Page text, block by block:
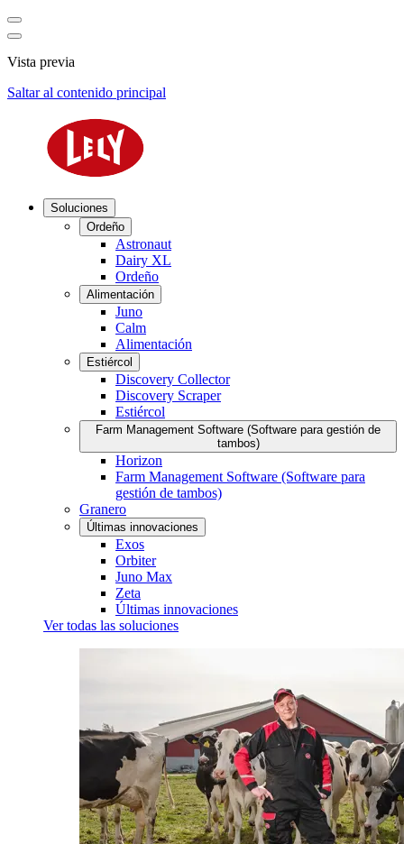
Vista previa
Saltar al contenido principal
Soluciones
Ordeño
Astronaut
Dairy XL
Ordeño
Alimentación
Juno
Calm
Alimentación
Estiércol
Discovery Collector
Discovery Scraper
Estiércol
Farm Management Software (Software para gestión de
tambos)
Horizon
Farm Management Software (Software para
gestión de tambos)
Granero
Últimas innovaciones
Exos
Orbiter
Juno Max
Zeta
Últimas innovaciones
Ver todas las soluciones